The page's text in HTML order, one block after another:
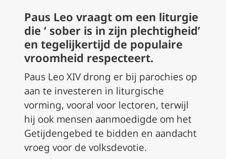
Paus Leo vraagt om een liturgie
die ‘ sober is in zijn plechtigheid’
en tegelijkertijd de populaire
vroomheid respecteert.
Paus Leo XIV drong er bij parochies op
aan te investeren in liturgische
vorming, vooral voor lectoren, terwijl
hij ook mensen aanmoedigde om het
Getijdengebed te bidden en aandacht
vroeg voor de volksdevotie.